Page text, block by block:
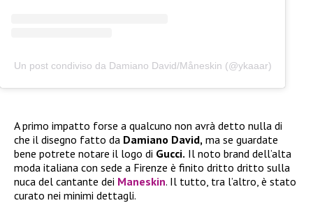
Un post condiviso da Damiano David/Måneskin (@ykaaar)
A primo impatto forse a qualcuno non avrà detto nulla di
che il disegno fatto da Damiano David, ma se guardate
bene potrete notare il logo di Gucci. Il noto brand dell’alta
moda italiana con sede a Firenze è finito dritto dritto sulla
nuca del cantante dei Maneskin. Il tutto, tra l’altro, è stato
curato nei minimi dettagli.